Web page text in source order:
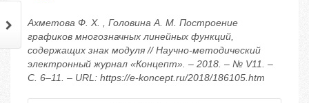
Ахметова Ф. Х. , Головина А. М. Построение
графиков многозначных линейных функций,
содержащих знак модуля // Научно-методический
электронный журнал «Концепт». – 2018. – № V11. –
С. 6–11. – URL: https://e-koncept.ru/2018/186105.htm